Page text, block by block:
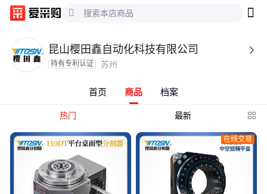
昆山樱田鑫自动化科技有限公司 
持有专利认证 苏州
首页 商品 档案
热门 最新 
在线交易